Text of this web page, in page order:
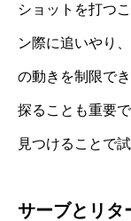
ショットを打つ
ン際に追いやり
の動きを制限で
探ることも重要
見つけることで
サーブとリタ